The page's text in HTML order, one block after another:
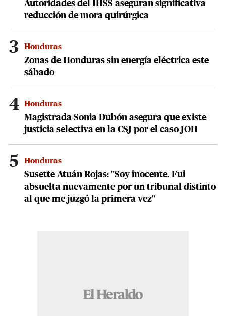
Autoridades del IHSS aseguran significativa
reducción de mora quirúrgica
3 Honduras
Zonas de Honduras sin energía eléctrica este
sábado
4 Honduras
Magistrada Sonia Dubón asegura que existe
justicia selectiva en la CSJ por el caso JOH
5 Honduras
Susette Atuán Rojas: "Soy inocente. Fui
absuelta nuevamente por un tribunal distinto
al que me juzgó la primera vez"